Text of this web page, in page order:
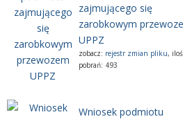
zajmującego się
zarobkowym
UPPZ
zobacz: rejestr zmian pliku,
pobrań: 493
Wniosek podmiotu